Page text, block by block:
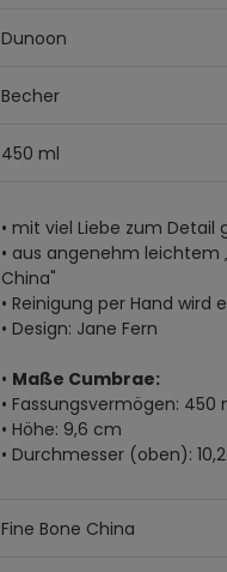
Dunoon
Becher
450 ml
• mit viel Liebe zum Detail
• aus angenehm leichtem
China"
• Reinigung per Hand wird
• Design: Jane Fern
• Maße Cumbrae:
• Fassungsvermögen: 450
• Höhe: 9,6 cm
• Durchmesser (oben):
Fine Bone China